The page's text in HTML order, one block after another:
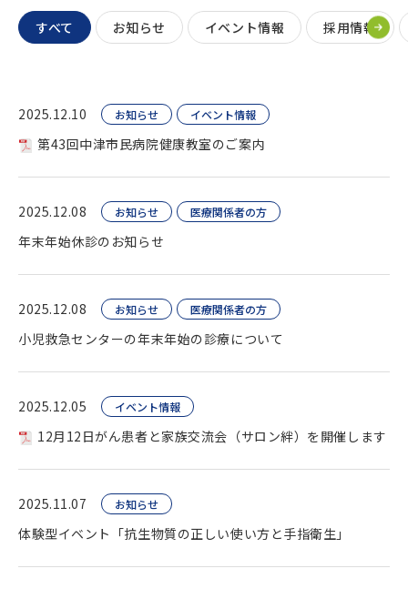
すべて お知らせ イベント情報 採用情報
2025.12.10 お知らせ イベント情報
第43回中津市民病院健康教室のご案内
2025.12.08 お知らせ 医療関係者の方
年末年始休診のお知らせ
2025.12.08 お知らせ 医療関係者の方
小児救急センターの年末年始の診療について
2025.12.05 イベント情報
12月12日がん患者と家族交流会（サロン絆）を開催します
2025.11.07 お知らせ
体験型イベント「抗生物質の正しい使い方と手指衛生」